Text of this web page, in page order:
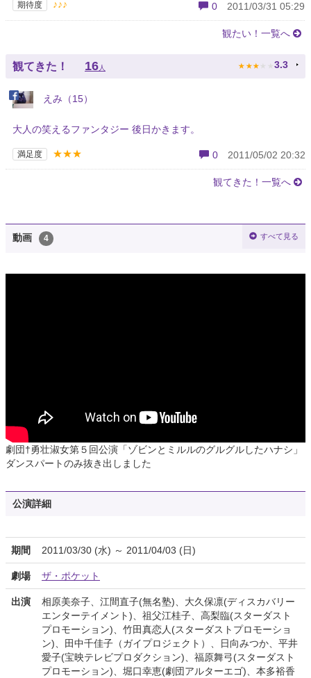
期待度 ♪♪♪ 0 2011/03/31 05:29
観たい！一覧へ
観てきた！ 16 人 ★ ★ ★ ★ ★ 3.3
えみ（15）
大人の笑えるファンタジー 後日かきます。
満足度 ★★★ 0 2011/05/02 20:32
観てきた！一覧へ
動画 4 すべて見る
劇団†勇壮淑女第５回公演「ゾビンとミルルのグルグルしたハナシ」
ダンスパートのみ抜き出しました
公演詳細
期間 2011/03/30 (水) ～ 2011/04/03 (日)
劇場 ザ・ポケット
出演
相原美奈子、江間直子(無名塾)、大久保凛(ディスカバリー
エンターテイメント)、祖父江桂子、高梨臨(スターダスト
プロモーション)、竹田真恋人(スターダストプロモーショ
ン)、田中千佳子（ガイプロジェクト）、日向みつか、平井
愛子(宝映テレビプロダクション)、福原舞弓(スターダスト
プロモーション)、堀口幸恵(劇団アルターエゴ)、本多裕香